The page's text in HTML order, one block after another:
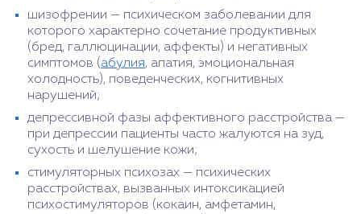
шизофрении — психическом заболевании для
которого характерно сочетание продуктивных
(бред, галлюцинации, аффекты) и негативных
симптомов (абулия, апатия, эмоциональная
холодность), поведенческих, когнитивных
нарушений;
депрессивной фазы аффективного расстройства —
при депрессии пациенты часто жалуются на зуд,
сухость и шелушение кожи;
стимуляторных психозах — психических
расстройствах, вызванных интоксикацией
психостимуляторов (кокаин, амфетамин,